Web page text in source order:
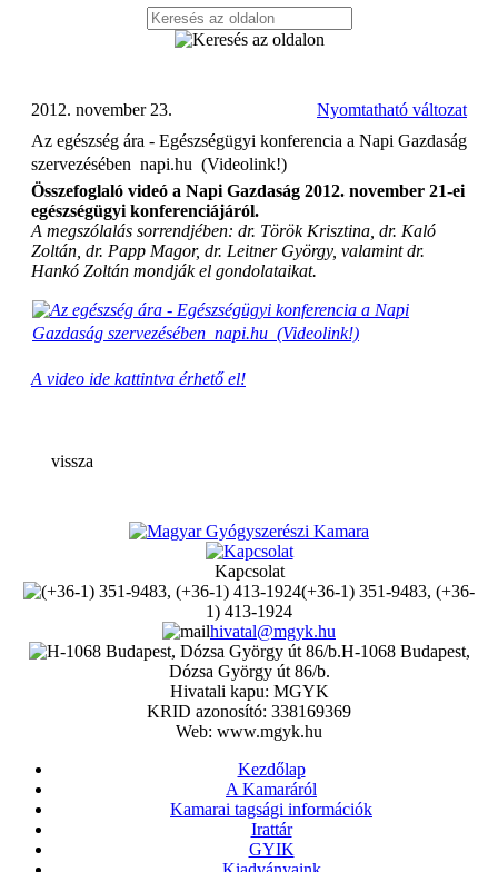
Nyomtatható változat
2012. november 23.
Az egészség ára - Egészségügyi konferencia a Napi Gazdaság
szervezésében  napi.hu  (Videolink!)
Összefoglaló videó a Napi Gazdaság 2012. november 21-ei
egészségügyi konferenciájáról.
A megszólalás sorrendjében: dr. Török Krisztina, dr. Kaló
Zoltán, dr. Papp Magor, dr. Leitner György, valamint dr.
Hankó Zoltán mondják el gondolataikat.
A video ide kattintva érhető el!
vissza
Kapcsolat
(+36-1) 351-9483, (+36-
1) 413-1924
hivatal@mgyk.hu
H-1068 Budapest,
Dózsa György út 86/b.
Hivatali kapu: MGYK
KRID azonosító: 338169369
Web: www.mgyk.hu
Kezdőlap
A Kamaráról
Kamarai tagsági információk
Irattár
GYIK